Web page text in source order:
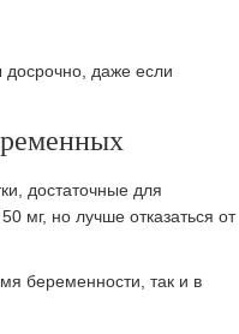
даже если
достаточные для
мг, но лучше отказаться от
беременности, так и в